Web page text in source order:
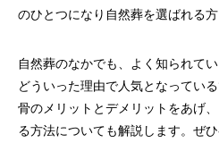
のひとつになり自然葬を選ばれる方
自然葬のなかでも、よく知られて
どういった理由で人気となってい
骨のメリットとデメリットをあげ
る方法についても解説します。ぜ